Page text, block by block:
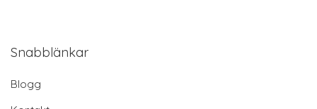
Snabblänkar
Blogg